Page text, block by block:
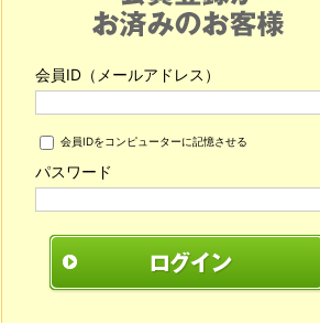
会員ID（メールアドレス）
会員IDをコンピューターに記憶させる
パスワード